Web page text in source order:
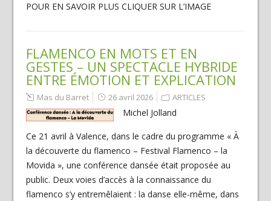
POUR EN SAVOIR PLUS CLIQUER SUR L’IMAGE
FLAMENCO EN MOTS ET EN
GESTES – UN SPECTACLE HYBRIDE
ENTRE ÉMOTION ET EXPLICATION
Mas du Barret 26 avril 2026 ARTICLES
Michel Jolland
Ce 21 avril à Valence, dans le cadre du programme « À
la découverte du flamenco – Festival Flamenco – la
Movida », une conférence dansée était proposée au
public. Deux voies d’accès à la connaissance du
flamenco s’y entremêlaient : la danse elle-même, dans